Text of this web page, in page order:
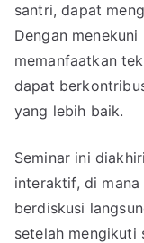
santri, dapat
Dengan
memanfaatkan
dapat
yang lebih baik.
Seminar ini
interaktif, di
berdiskusi
setelah mengikuti